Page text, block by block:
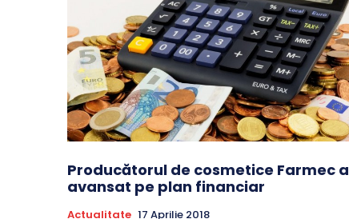
Producătorul de cosmetice Farmec a
avansat pe plan financiar
Actualitate 17 Aprilie 2018